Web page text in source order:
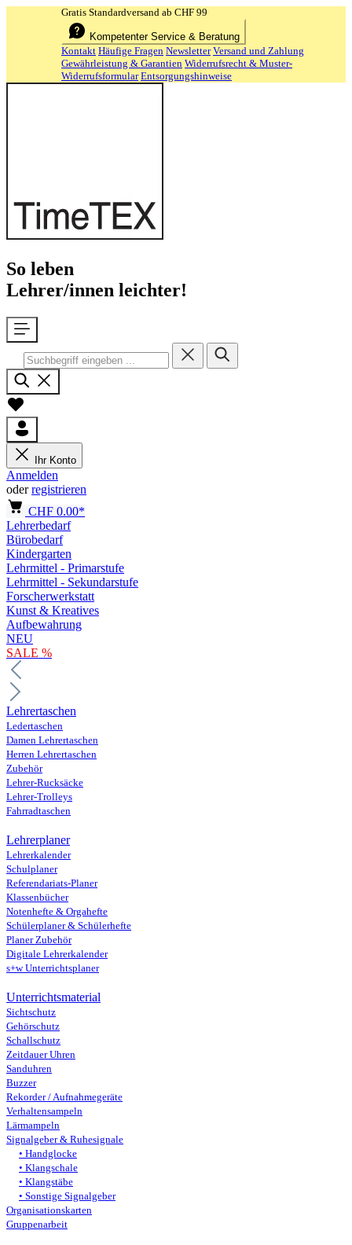
Gratis Standardversand ab CHF 99
Kompetenter Service & Beratung
Kontakt Häufige Fragen Newsletter Versand und Zahlung
Gewährleistung & Garantien Widerrufsrecht & Muster-
Widerrufsformular Entsorgungshinweise
So leben
Lehrer/innen leichter!
Ihr Konto
Anmelden
oderregistrieren
CHF 0.00*
Lehrerbedarf
Bürobedarf
Kindergarten
Lehrmittel - Primarstufe
Lehrmittel - Sekundarstufe
Forscherwerkstatt
Kunst & Kreatives
Aufbewahrung
NEU
SALE %
Lehrertaschen
Ledertaschen
Damen Lehrertaschen
Herren Lehrertaschen
Zubehör
Lehrer-Rucksäcke
Lehrer-Trolleys
Fahrradtaschen
Lehrerplaner
Lehrerkalender
Schulplaner
Referendariats-Planer
Klassenbücher
Notenhefte & Orgahefte
Schülerplaner & Schülerhefte
Planer Zubehör
Digitale Lehrerkalender
s+w Unterrichtsplaner
Unterrichtsmaterial
Sichtschutz
Gehörschutz
Schallschutz
Zeitdauer Uhren
Sanduhren
Buzzer
Rekorder / Aufnahmegeräte
Verhaltensampeln
Lärmampeln
Signalgeber & Ruhesignale
Handglocke
Klangschale
Klangstäbe
Sonstige Signalgeber
Organisationskarten
Gruppenarbeit